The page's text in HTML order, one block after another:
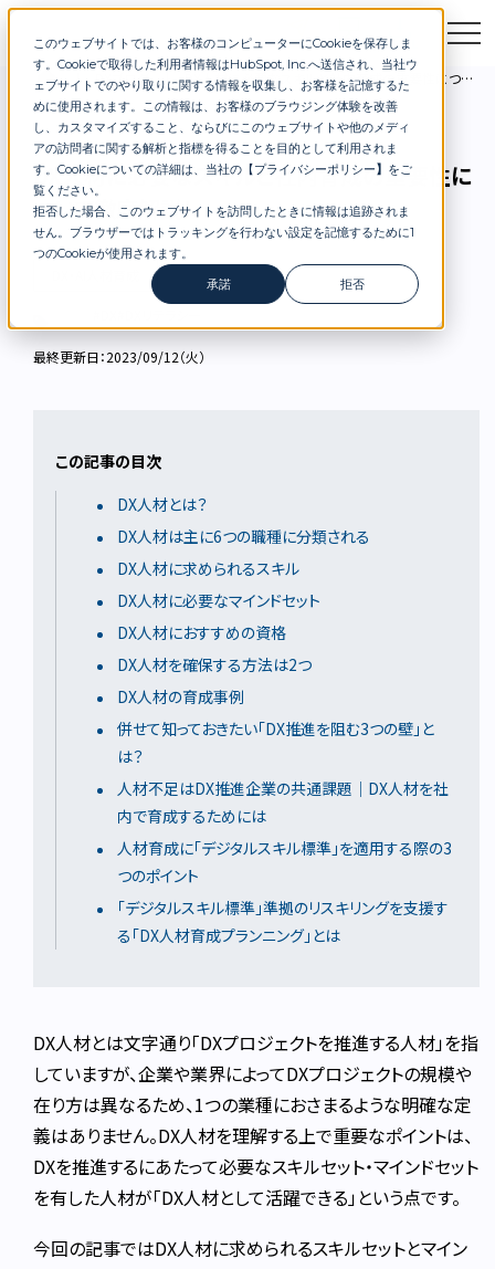
このウェブサイトでは、お客様のコンピューターにCookieを保存しま
す。Cookieで取得した利用者情報はHubSpot, Inc.へ送信され、当社ウ
ェブサイトでのやり取りに関する情報を収集し、お客様を記憶するた
めに使用されます。この情報は、お客様のブラウジング体験を改善
し、カスタマイズすること、ならびにこのウェブサイトや他のメディ
アの訪問者に関する解析と指標を得ることを目的として利用されま
す。Cookieについての詳細は、当社の【プライバシーポリシー】 をご
覧ください。
拒否した場合、このウェブサイトを訪問したときに情報は追跡されま
せん。ブラウザーではトラッキングを行わない設定を記憶するために1
つのCookieが使用されます。
承諾
拒否
お問合せ セミナー 資料DL
DXブログ DX人材に必要なスキルと社内育成の重要性について徹底解説！
DX人材に必要なスキルと社内育成の重要性に
ついて徹底解説！
最終更新日：2023/09/12（火）
この記事の目次
DX人材とは？
DX人材は主に6つの職種に分類される
DX人材に求められるスキル
DX人材に必要なマインドセット
DX人材におすすめの資格
DX人材を確保する方法は2つ
DX人材の育成事例
併せて知っておきたい「DX推進を阻む3つの壁」と
は？
人材不足はDX推進企業の共通課題｜DX人材を社
内で育成するためには
人材育成に「デジタルスキル標準」を適用する際の3
つのポイント
「デジタルスキル標準」準拠のリスキリングを支援す
る「DX人材育成プランニング」とは
DX人材とは文字通り「DXプロジェクトを推進する人材」を指
していますが、企業や業界によってDXプロジェクトの規模や
在り方は異なるため、1つの業種におさまるような明確な定
義はありません。DX人材を理解する上で重要なポイントは、
DXを推進するにあたって必要なスキルセット・マインドセット
を有した人材が「DX人材として活躍できる」という点です。
今回の記事ではDX人材に求められるスキルセットとマイン